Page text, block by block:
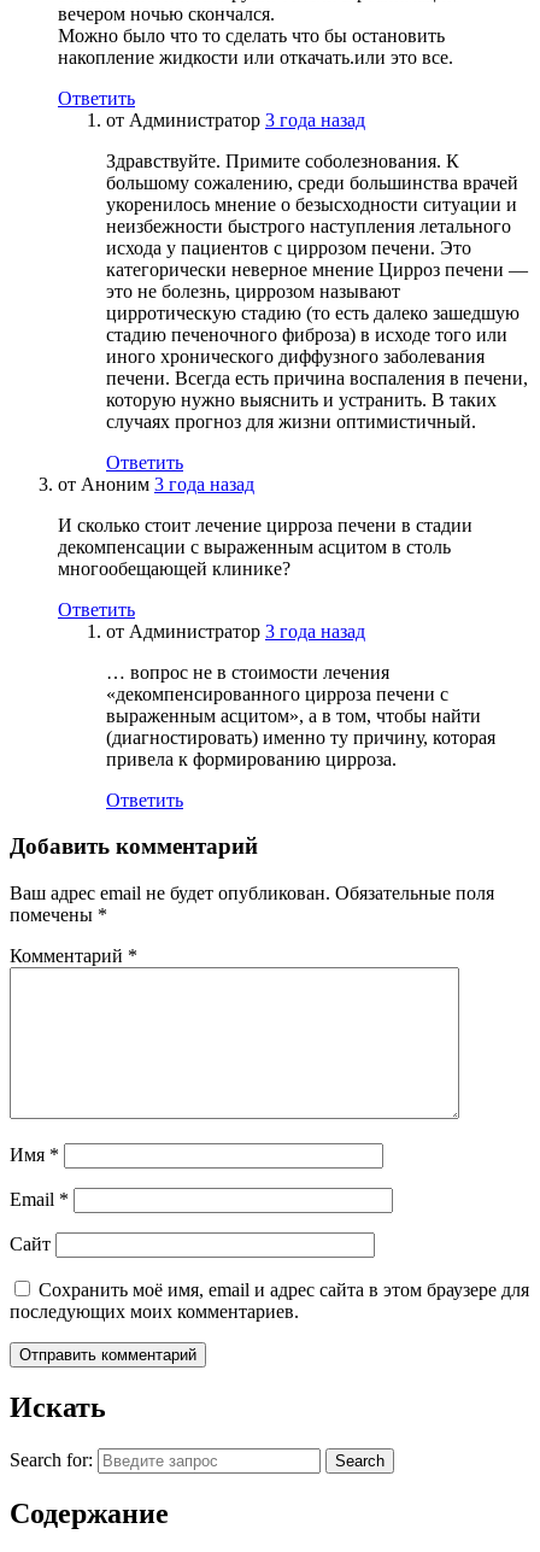
вечером ночью скончался.
Можно было что то сделать что бы остановить
накопление жидкости или откачать.или это все.
Ответить
от Администратор 3 года назад
Здравствуйте. Примите соболезнования. К
большому сожалению, среди большинства врачей
укоренилось мнение о безысходности ситуации и
неизбежности быстрого наступления летального
исхода у пациентов с циррозом печени. Это
категорически неверное мнение Цирроз печени —
это не болезнь, циррозом называют
цирротическую стадию (то есть далеко зашедшую
стадию печеночного фиброза) в исходе того или
иного хронического диффузного заболевания
печени. Всегда есть причина воспаления в печени,
которую нужно выяснить и устранить. В таких
случаях прогноз для жизни оптимистичный.
Ответить
от Аноним 3 года назад
И сколько стоит лечение цирроза печени в стадии
декомпенсации с выраженным асцитом в столь
многообещающей клинике?
Ответить
от Администратор 3 года назад
… вопрос не в стоимости лечения
«декомпенсированного цирроза печени с
выраженным асцитом», а в том, чтобы найти
(диагностировать) именно ту причину, которая
привела к формированию цирроза.
Ответить
Добавить комментарий
Ваш адрес email не будет опубликован. Обязательные поля
помечены *
Комментарий *
Имя *
Email *
Сайт
Сохранить моё имя, email и адрес сайта в этом браузере для
последующих моих комментариев.
Искать
Search for: Search
Содержание